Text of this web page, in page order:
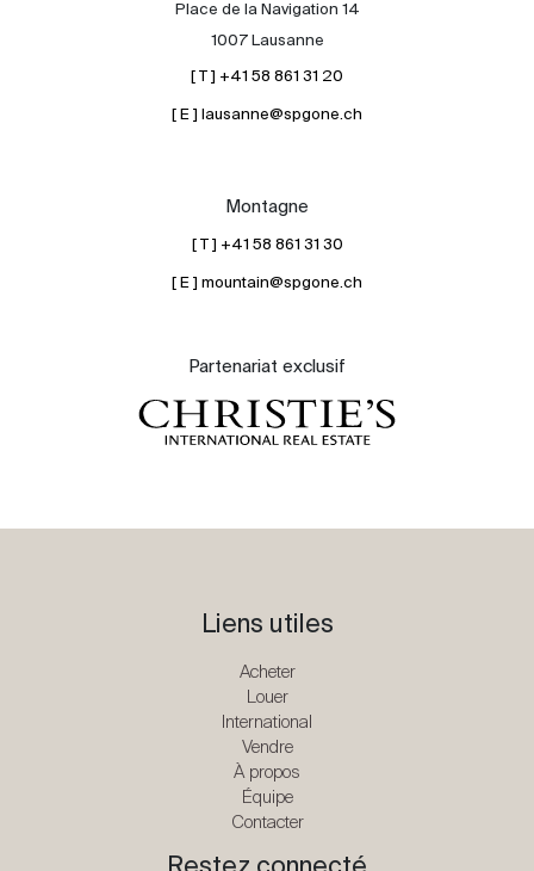
À propos
Place de la Navigation 14
1007 Lausanne
[ T ] +41 58 861 31 20
[ E ] lausanne@spgone.ch
Montagne
[ T ] +41 58 861 31 30
[ E ] mountain@spgone.ch
Partenariat exclusif
Liens utiles
Acheter
Louer
International
Vendre
À propos
Équipe
Contacter